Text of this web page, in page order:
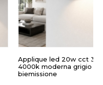
Applique led 20w cct
4000k moderna grigio
biemissione